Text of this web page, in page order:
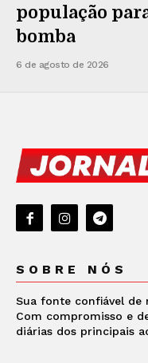
população
bomba
6 de agosto de 2026
SOBRE NÓS
Sua fonte confiável de
Com compromisso e
diárias dos principais